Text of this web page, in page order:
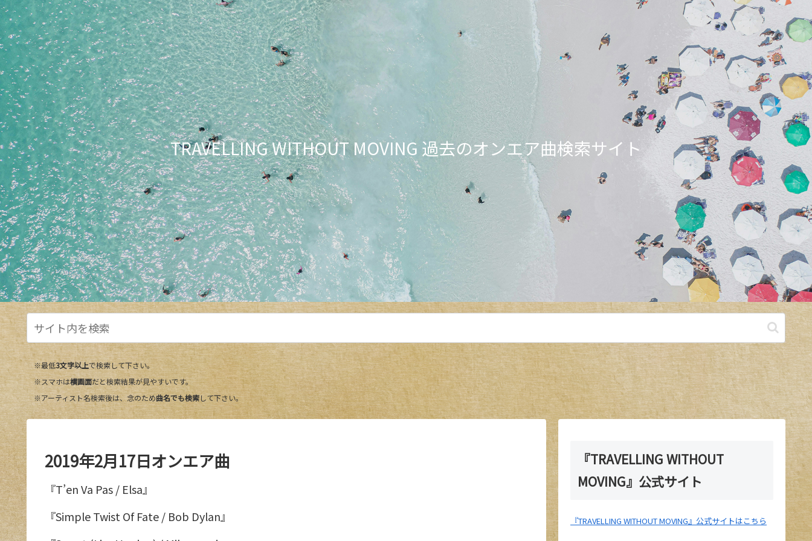
TRAVELLING WITHOUT MOVING 過去のオンエア曲検索サイト
※最低3文字以上で検索して下さい。
※スマホは横画面だと検索結果が見やすいです。
※アーティスト名検索後は、念のため曲名でも検索して下さい。
2019年2月17日オンエア曲
『T’en Va Pas / Elsa』
『Simple Twist Of Fate / Bob Dylan』
『TRAVELLING WITHOUT
MOVING』公式サイト
『TRAVELLING WITHOUT MOVING』公式サイトはこちら